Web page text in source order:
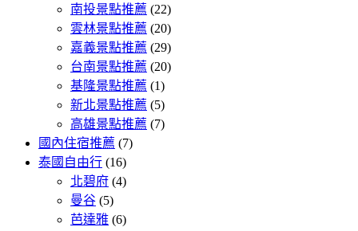
南投景點推薦 (22)
雲林景點推薦 (20)
嘉義景點推薦 (29)
台南景點推薦 (20)
基隆景點推薦 (1)
新北景點推薦 (5)
高雄景點推薦 (7)
國內住宿推薦 (7)
泰國自由行 (16)
北碧府 (4)
曼谷 (5)
芭達雅 (6)